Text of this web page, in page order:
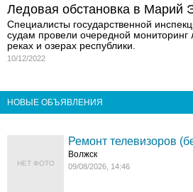
Ледовая обстановка в Марий
Специалисты государственной
судам провели очередной мониторинг
реках и озерах республики.
10/12/2022
НОВЫЕ ОБЪЯВЛЕНИЯ
НЕТ ФОТО
Ремонт телевизоров
Волжск
09/08/2026, 14:46